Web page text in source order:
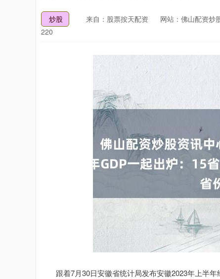
炒股 来自：股票按天配资 网站：佛山配资炒
220
跟着7月30日安徽省统计局发布安徽2023年上半